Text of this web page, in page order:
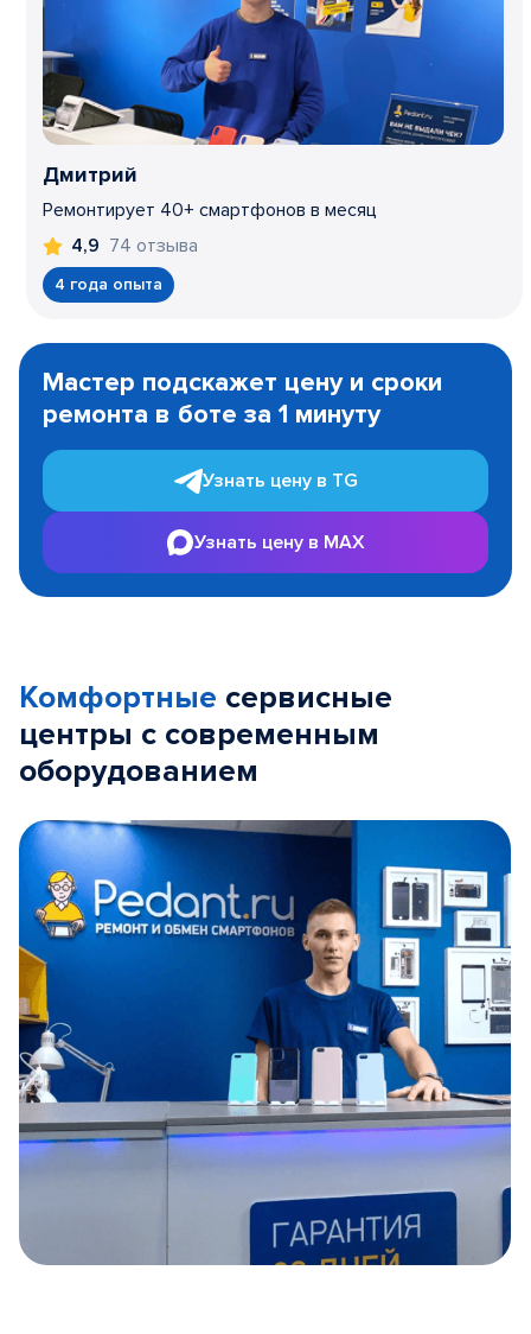
Дмитрий
Ремонтирует 40+ смартфонов в месяц
4,9 74 отзыва
4 года опыта
1
Мастер подскажет цену и сроки
ремонта в боте за 1 минуту
Узнать цену в TG
Узнать цену в MAX
Комфортные сервисные
центры с современным
оборудованием